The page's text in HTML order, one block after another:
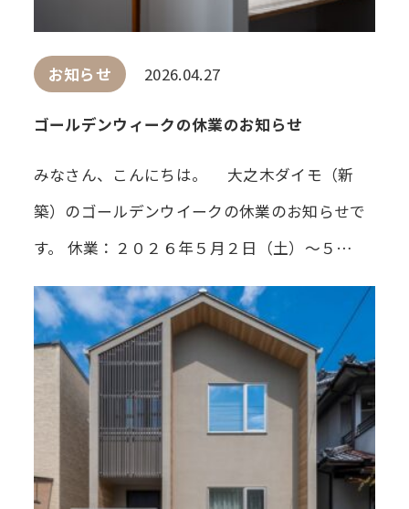
お知らせ 2026.04.27
ゴールデンウィークの休業のお知らせ
みなさん、こんにちは。 大之木ダイモ（新
築）のゴールデンウイークの休業のお知らせで
す。 休業：２０２６年５月２日（土）～５…